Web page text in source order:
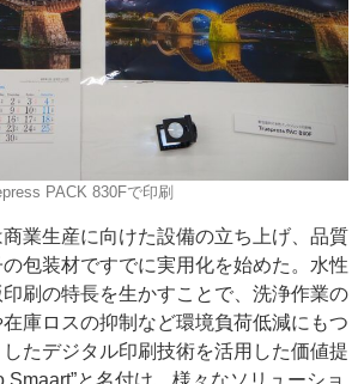
PACK 830Fで印刷
業生産に向けた設備の立ち上げ、品質
包装材ですでに実用化を始めた。水性
刷の特長を生かすことで、洗浄作業の
庫ロスの抑制など環境負荷低減にもつ
たデジタル印刷技術を活用した価値提
Smaart”と名付け、様々なソリューショ